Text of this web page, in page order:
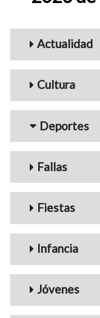
Actualidad
Cultura
Deportes
Fallas
Fiestas
Infancia
Jóvenes